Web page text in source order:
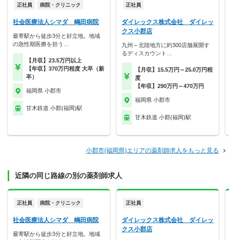
正社員 病院・クリニック
社会医療法人シマダ 嶋田病院
最寄駅から徒歩3分と好立地。地域
の急性期医療を担う…
【月収】23.5万円以上
【年収】370万円程度 大卒（新
卒）
福岡県 小郡市
甘木鉄道 小郡(福岡)駅
正社員
ダイレックス株式会社 ダイレッ
クス小郡店
九州～北陸地方に約300店舗展開す
るディスカウント…
【月収】15.5万円～25.0万円程
度
【年収】290万円～470万円
福岡県 小郡市
甘木鉄道 小郡(福岡)駅
小郡市(福岡県)エリアの薬剤師求人をもっと見る
近隣の同じ路線の別の薬剤師求人
正社員 病院・クリニック
社会医療法人シマダ 嶋田病院
最寄駅から徒歩3分と好立地。地域
正社員
ダイレックス株式会社 ダイレッ
クス小郡店